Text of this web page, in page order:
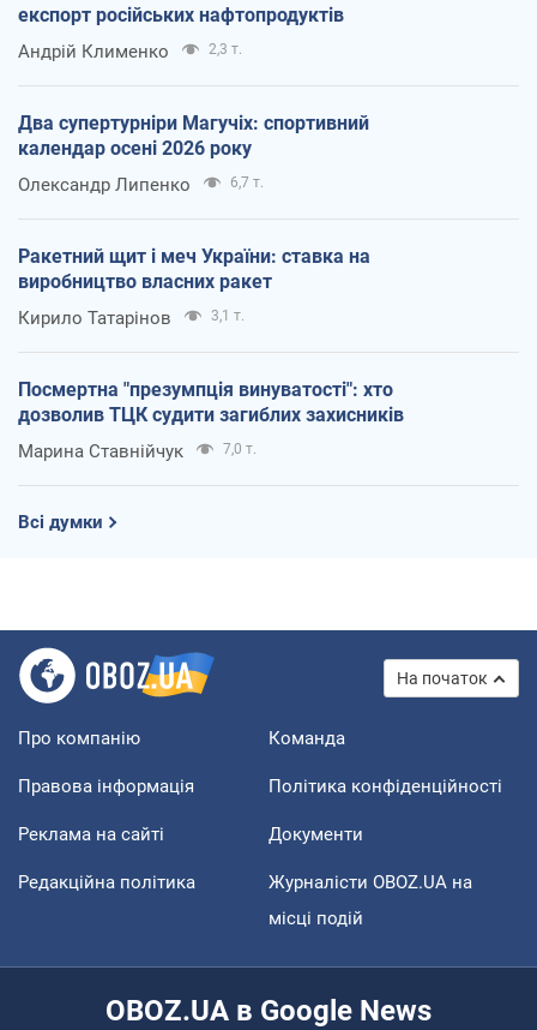
експорт російських нафтопродуктів
Андрій Клименко 2,3 т.
Два супертурніри Магучіх: спортивний
календар осені 2026 року
Олександр Липенко 6,7 т.
Ракетний щит і меч України: ставка на
виробництво власних ракет
Кирило Татарінов 3,1 т.
Посмертна "презумпція винуватості": хто
дозволив ТЦК судити загиблих захисників
Марина Ставнійчук 7,0 т.
Всі думки
На початок
Про компанію Команда
Правова інформація Політика конфіденційності
Реклама на сайті Документи
Редакційна політика
Журналісти OBOZ.UA на
місці подій
OBOZ.UA в Google News